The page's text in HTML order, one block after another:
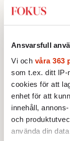
Ansvarsfull
Vi och våra 363
som t.ex. ditt IP-
cookies för att
enhet för att
innehåll,
och
använda din
1.Den röda
STICKET
2.
KRÖNIKA
3. Frans
franska
KRÖNIKA
4.Nina Lekander:
alla om att
INRIKES
5.Vattenbristen